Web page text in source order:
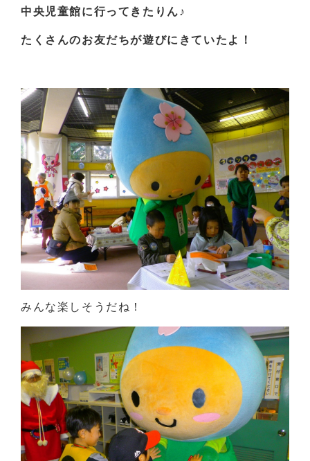
中央児童館に行ってきたりん♪
たくさんのお友だちが遊びにきていたよ！
みんな楽しそうだね！